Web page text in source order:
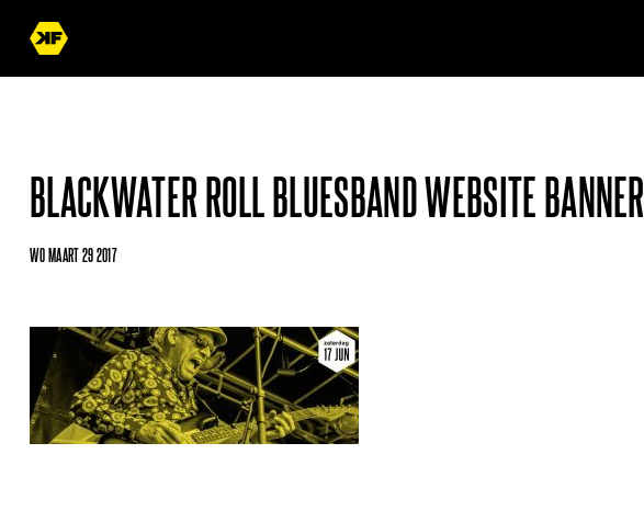
BLACKWATER ROLL BLUESBAND WEBSITE BANNER
WO MAART 29 2017